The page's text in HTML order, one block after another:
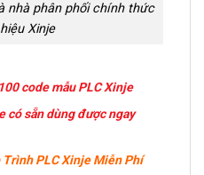
nhà phân phối chính thức
Xinje
code mẫu PLC Xinje
có sẵn dùng được ngay
PLC Xinje Miễn Phí